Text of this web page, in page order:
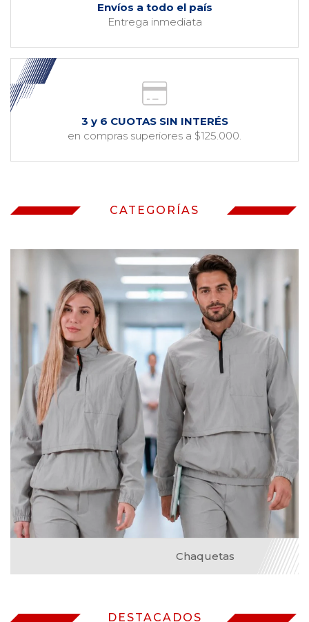
Envíos a todo el país
Entrega inmediata
3 y 6 CUOTAS SIN INTERÉS
en compras superiores a $125.000.
CATEGORÍAS
Chaquetas
DESTACADOS